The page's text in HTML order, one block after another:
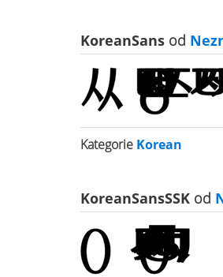
KoreanSans od
Kategorie Korean
KoreanSansSSK od